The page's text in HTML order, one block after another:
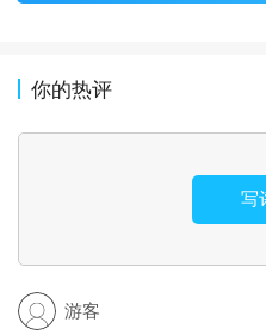
你的热评
写
游客